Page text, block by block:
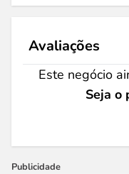
Avaliações
Este negócio
Seja o
Publicidade